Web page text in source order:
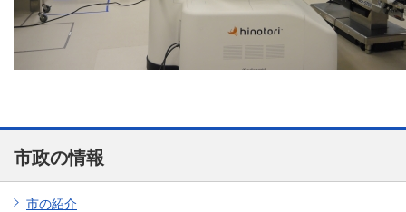
市政の情報
市の紹介